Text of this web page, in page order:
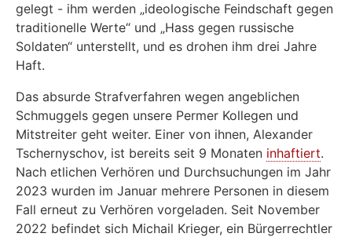
gelegt - ihm werden „ideologische Feindschaft gegen
traditionelle Werte“ und „Hass gegen russische
Soldaten“ unterstellt, und es drohen ihm drei Jahre
Haft.
Das absurde Strafverfahren wegen angeblichen
Schmuggels gegen unsere Permer Kollegen und
Mitstreiter geht weiter. Einer von ihnen, Alexander
Tschernyschov, ist bereits seit 9 Monaten inhaftiert.
Nach etlichen Verhören und Durchsuchungen im Jahr
2023 wurden im Januar mehrere Personen in diesem
Fall erneut zu Verhören vorgeladen. Seit November
2022 befindet sich Michail Krieger, ein Bürgerrechtler